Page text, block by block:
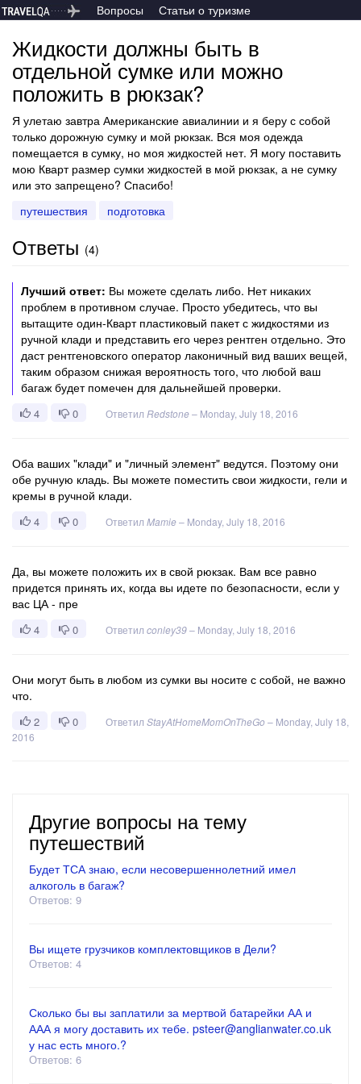
Вопросы Статьи о туризме
Жидкости должны быть в
отдельной сумке или можно
положить в рюкзак?
Я улетаю завтра Американские авиалинии и я беру с собой
только дорожную сумку и мой рюкзак. Вся моя одежда
помещается в сумку, но моя жидкостей нет. Я могу поставить
мою Кварт размер сумки жидкостей в мой рюкзак, а не сумку
или это запрещено? Спасибо!
путешествия
подготовка
Ответы (4)
Лучший ответ: Вы можете сделать либо. Нет никаких
проблем в противном случае. Просто убедитесь, что вы
вытащите один-Кварт пластиковый пакет с жидкостями из
ручной клади и представить его через рентген отдельно. Это
даст рентгеновского оператор лаконичный вид ваших вещей,
таким образом снижая вероятность того, что любой ваш
багаж будет помечен для дальнейшей проверки.
4 0 Ответил Redstone– Monday, July 18, 2016
Оба ваших "клади" и "личный элемент" ведутся. Поэтому они
обе ручную кладь. Вы можете поместить свои жидкости, гели и
кремы в ручной клади.
4 0 Ответил Mamie– Monday, July 18, 2016
Да, вы можете положить их в свой рюкзак. Вам все равно
придется принять их, когда вы идете по безопасности, если у
вас ЦА - пре
4 0 Ответил conley39– Monday, July 18, 2016
Они могут быть в любом из сумки вы носите с собой, не важно
что.
2 0 Ответил StayAtHomeMomOnTheGo– Monday, July 18,
2016
Другие вопросы на тему
путешествий
Будет ТСА знаю, если несовершеннолетний имел
алкоголь в багаж?
Ответов: 9
Вы ищете грузчиков комплектовщиков в Дели?
Ответов: 4
Сколько бы вы заплатили за мертвой батарейки АА и
ААА я могу доставить их тебе. psteer@anglianwater.co.uk
у нас есть много.?
Ответов: 6